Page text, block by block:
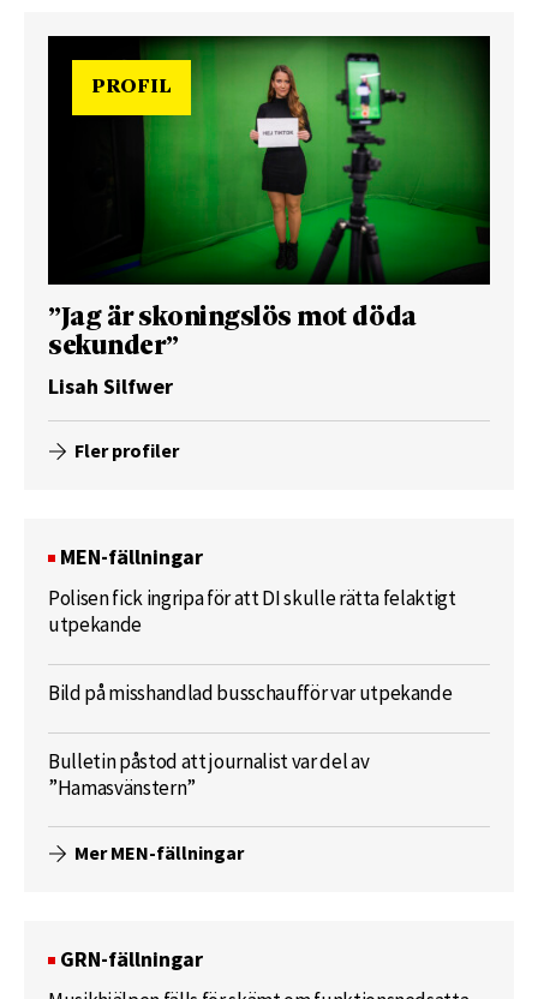
PROFIL
”Jag är skoningslös mot döda
sekunder”
Lisah Silfwer
Fler profiler
MEN-fällningar
Polisen fick ingripa för att DI skulle rätta felaktigt
utpekande
Bild på misshandlad busschaufför var utpekande
Bulletin påstod att journalist var del av
”Hamasvänstern”
Mer MEN-fällningar
GRN-fällningar